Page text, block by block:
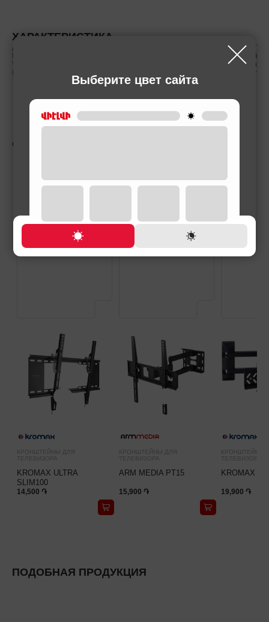
Выберите цвет сайта
ХАРАКТЕРИСТИКА
Для размеров экрана ab 43՛՛-85՛՛
Фиксированный
VESA 400x400 мм
50 кг
СОПУТСТВУЮЩИЕ ТОВАРЫ
КРОНШТЕЙНЫ ДЛЯ
ТЕЛЕВИЗОРА
KROMAX ULTRA
SLIM100
14,500 ֏
КРОНШТЕЙНЫ ДЛЯ
ТЕЛЕВИЗОРА
ARM MEDIA PT15
15,900 ֏
КРОНШТЕЙНЫ
ТЕЛЕВИЗОРА
KROMAX
19,900 ֏
ПОДОБНАЯ ПРОДУКЦИЯ